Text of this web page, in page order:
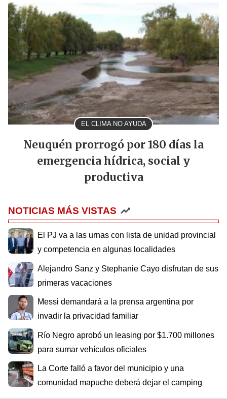
EL CLIMA NO AYUDA
Neuquén prorrogó por 180 días la
emergencia hídrica, social y
productiva
NOTICIAS MÁS VISTAS
El PJ va a las urnas con lista de unidad provincial
y competencia en algunas localidades
Alejandro Sanz y Stephanie Cayo disfrutan de sus
primeras vacaciones
Messi demandará a la prensa argentina por
invadir la privacidad familiar
Río Negro aprobó un leasing por $1.700 millones
para sumar vehículos oficiales
La Corte falló a favor del municipio y una
comunidad mapuche deberá dejar el camping